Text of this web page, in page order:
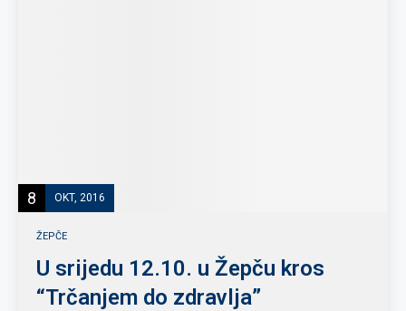
8 OKT, 2016
ŽEPČE
U srijedu 12.10. u Žepču kros
“Trčanjem do zdravlja”